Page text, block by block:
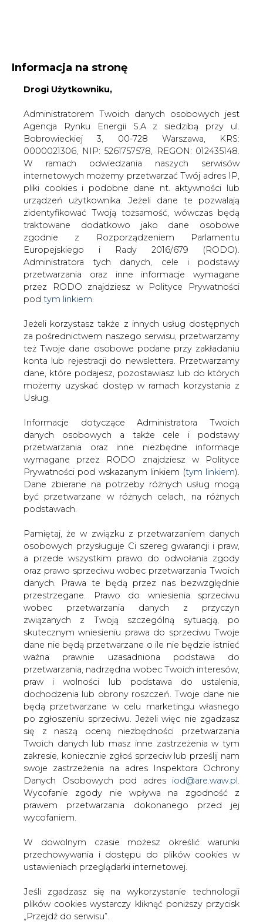
WŁĄCZ CIRE.TV
Administratorem Twoich danych osobowych jest
Bobrowieckiej 3, 00-728 Warszawa, KRS:
W ramach odwiedzania naszych serwisów
internetowych możemy przetwarzać Twój adres IP,
pliki cookies i podobne dane nt. aktywności lub
urządzeń użytkownika. Jeżeli dane te pozwalają
zidentyfikować Twoją tożsamość, wówczas będą
traktowane dodatkowo jako dane osobowe
zgodnie z Rozporządzeniem Parlamentu
Europejskiego i Rady 2016/679 (RODO).
Administratora tych danych, cele i podstawy
przetwarzania oraz inne informacje wymagane
przez RODO znajdziesz w Polityce Prywatności
podtym linkiem.
Jeżeli korzystasz także z innych usług dostępnych
za pośrednictwem naszego serwisu, przetwarzamy
też Twoje dane osobowe podane przy zakładaniu
dane, które podajesz, pozostawiasz lub do których
możemy uzyskać dostęp w ramach korzystania z
Usług.
Informacje dotyczące Administratora Twoich
danych osobowych a także cele i podstawy
przetwarzania oraz inne niezbędne informacje
Prywatności pod wskazanym linkiem (tym linkiem).
Dane zbierane na potrzeby różnych usług mogą
być przetwarzane w różnych celach, na różnych
podstawach.
Pamiętaj, że w związku z przetwarzaniem danych
osobowych przysługuje Ci szereg gwarancji i praw,
a przede wszystkim prawo do odwołania zgody
danych. Prawa te będą przez nas bezwzględnie
przestrzegane. Prawo do wniesienia sprzeciwu
wobec przetwarzania danych z przyczyn
związanych z Twoją szczególną sytuacją, po
skutecznym wniesieniu prawa do sprzeciwu Twoje
dane nie będą przetwarzane o ile nie będzie istnieć
ważna prawnie uzasadniona podstawa do
przetwarzania, nadrzędna wobec Twoich interesów,
praw i wolności lub podstawa do ustalenia,
dochodzenia lub obrony roszczeń. Twoje dane nie
będą przetwarzane w celu marketingu własnego
po zgłoszeniu sprzeciwu. Jeżeli więc nie zgadzasz
się z naszą oceną niezbędności przetwarzania
Twoich danych lub masz inne zastrzeżenia w tym
zakresie, koniecznie zgłoś sprzeciw lub prześlij nam
swoje zastrzeżenia na adres Inspektora Ochrony
Danych Osobowych pod adresiod@are.waw.pl.
Wycofanie zgody nie wpływa na zgodność z
prawem przetwarzania dokonanego przed jej
wycofaniem.
W dowolnym czasie możesz określić warunki
przechowywania i dostępu do plików cookies w
ustawieniach przeglądarki internetowej.
Jeśli zgadzasz się na wykorzystanie technologii
plików cookies wystarczy kliknąć poniższy przycisk
„Przejdź do serwisu”.
Zarząd Agencji Rynku Energii S.A Wydawca portalu
CIRE.pl
Strona główna / ZIELONA GOSPODARKA / Po Boschu
Siemens żegna się z fotowoltaiką
2013-06-18 00:00
drukuj
skomentuj
udostępnij:
Po Boschu Siemens żegna się z
Jak poinformowała
&#8222;Rzeczpospolita&#8221;,
izraelską spółkę Solel Solar Systems i
zapowiedział, że do wiosny przyszłego
roku fotowoltaiczny biznes koncernu
zostanie całkowicie zlikwidowany, co
czeka również spółkę Solel.
Gazeta przypomina, że Siemens kupił Solel Solar Systems
w październiku 2009 roku za 418 mln dol. Pomimo, że
firma ta brała udział w budowie Kramer Junction i
California SEGS, które powstały w latach 80. i 90.
ubiegłego stulecia, dla Siemensa jej zakup wygenerował
miliard euro strat w działalności operacyjnej.
„Rzeczpospolita” zwraca uwagę, że kilka tygodni temu z
produkcji paneli PV zrezygnował Bosch ogłaszając stratę
na tej działalności w wysokości 2 mld euro.
Zarówno Siemens, jak i Bosch twierdzą, że nie mogą
pokonać konkurencji firm z Chin oferujących elementy
paneli solarnych po cenach dumpingowych – czytamy w
„Rzeczpospolitej”.
#Energetyka #świat
Wydawca portalu CIRE zgadza się na włączenie publikacji do
szkoleń treningowych LLM.
KOMENTARZE